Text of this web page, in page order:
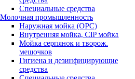
Специальные средства
Молочная промышленность
Наружная мойка (ОРС)
Внутренняя мойка, CIP мойка
Мойка серпянок и творож.
мешочков
Гигиена и дезинфицирующие
средства